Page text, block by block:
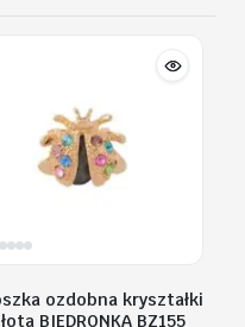
ozdobna kryształki
BIEDRONKA BZ155